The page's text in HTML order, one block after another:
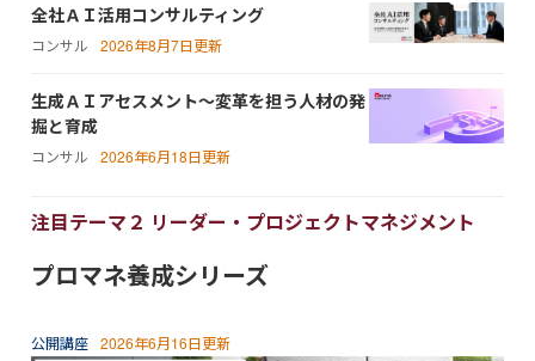
全社ＡＩ活用コンサルティング
コンサル 2026年8月7日更新
生成ＡＩアセスメント～変革を担う人材の発
掘と育成
コンサル 2026年6月18日更新
注目テーマ２ リーダー・プロジェクトマネジメント
プロマネ養成シリーズ
公開講座 2026年6月16日更新